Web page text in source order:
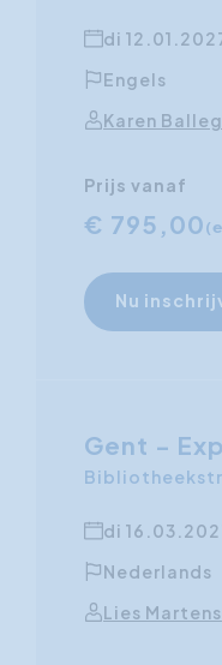
di
Engels
Karen
Prijs vanaf
€ 795,00
Nu
Gent -
di
Nederlands
Lies Martens